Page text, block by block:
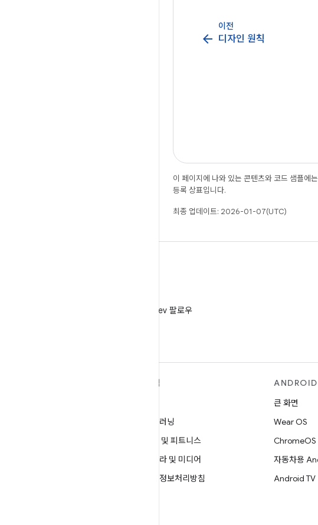
이전
arrow_back 디자인 원칙
이 페이지에 나와 있는 콘텐츠와 코드 샘플에는
등록 상표입니다.
최종 업데이트: 2026-01-07(UTC)
X에서 @AndroidDev 팔로우
탐색
머신러닝
건강 및 피트니스
카메라 및 미디어
개인정보처리방침
ANDROID
큰 화면
Wear OS
ChromeOS
자동차용
Android TV